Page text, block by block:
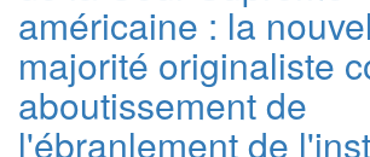
américaine : la
majorité originaliste
aboutissement de
l'ébranlement de